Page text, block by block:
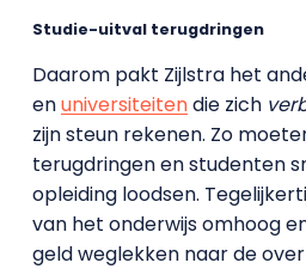
Studie-uitval terugdringen
Daarom pakt Zijlstra het
enuniversiteitendie zich
zijn steun rekenen. Zo
terugdringen en studenten
opleiding loodsen.
van het onderwijs omhoog
geld weglekken naar de